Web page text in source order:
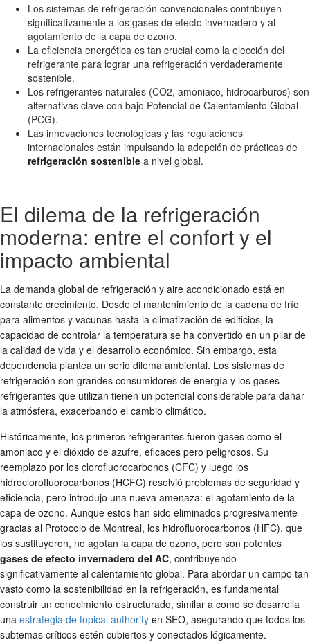
Los sistemas de refrigeración convencionales contribuyen
significativamente a los gases de efecto invernadero y al
agotamiento de la capa de ozono.
La eficiencia energética es tan crucial como la elección del
refrigerante para lograr una refrigeración verdaderamente
sostenible.
Los refrigerantes naturales (CO2, amoniaco, hidrocarburos) son
alternativas clave con bajo Potencial de Calentamiento Global
(PCG).
Las innovaciones tecnológicas y las regulaciones
internacionales están impulsando la adopción de prácticas de
refrigeración sostenible a nivel global.
El dilema de la refrigeración
moderna: entre el confort y el
impacto ambiental
La demanda global de refrigeración y aire acondicionado está en
constante crecimiento. Desde el mantenimiento de la cadena de frío
para alimentos y vacunas hasta la climatización de edificios, la
capacidad de controlar la temperatura se ha convertido en un pilar de
la calidad de vida y el desarrollo económico. Sin embargo, esta
dependencia plantea un serio dilema ambiental. Los sistemas de
refrigeración son grandes consumidores de energía y los gases
refrigerantes que utilizan tienen un potencial considerable para dañar
la atmósfera, exacerbando el cambio climático.
Históricamente, los primeros refrigerantes fueron gases como el
amoniaco y el dióxido de azufre, eficaces pero peligrosos. Su
reemplazo por los clorofluorocarbonos (CFC) y luego los
hidroclorofluorocarbonos (HCFC) resolvió problemas de seguridad y
eficiencia, pero introdujo una nueva amenaza: el agotamiento de la
capa de ozono. Aunque estos han sido eliminados progresivamente
gracias al Protocolo de Montreal, los hidrofluorocarbonos (HFC), que
los sustituyeron, no agotan la capa de ozono, pero son potentes
gases de efecto invernadero del AC, contribuyendo
significativamente al calentamiento global. Para abordar un campo tan
vasto como la sostenibilidad en la refrigeración, es fundamental
construir un conocimiento estructurado, similar a como se desarrolla
una estrategia de topical authority en SEO, asegurando que todos los
subtemas críticos estén cubiertos y conectados lógicamente.